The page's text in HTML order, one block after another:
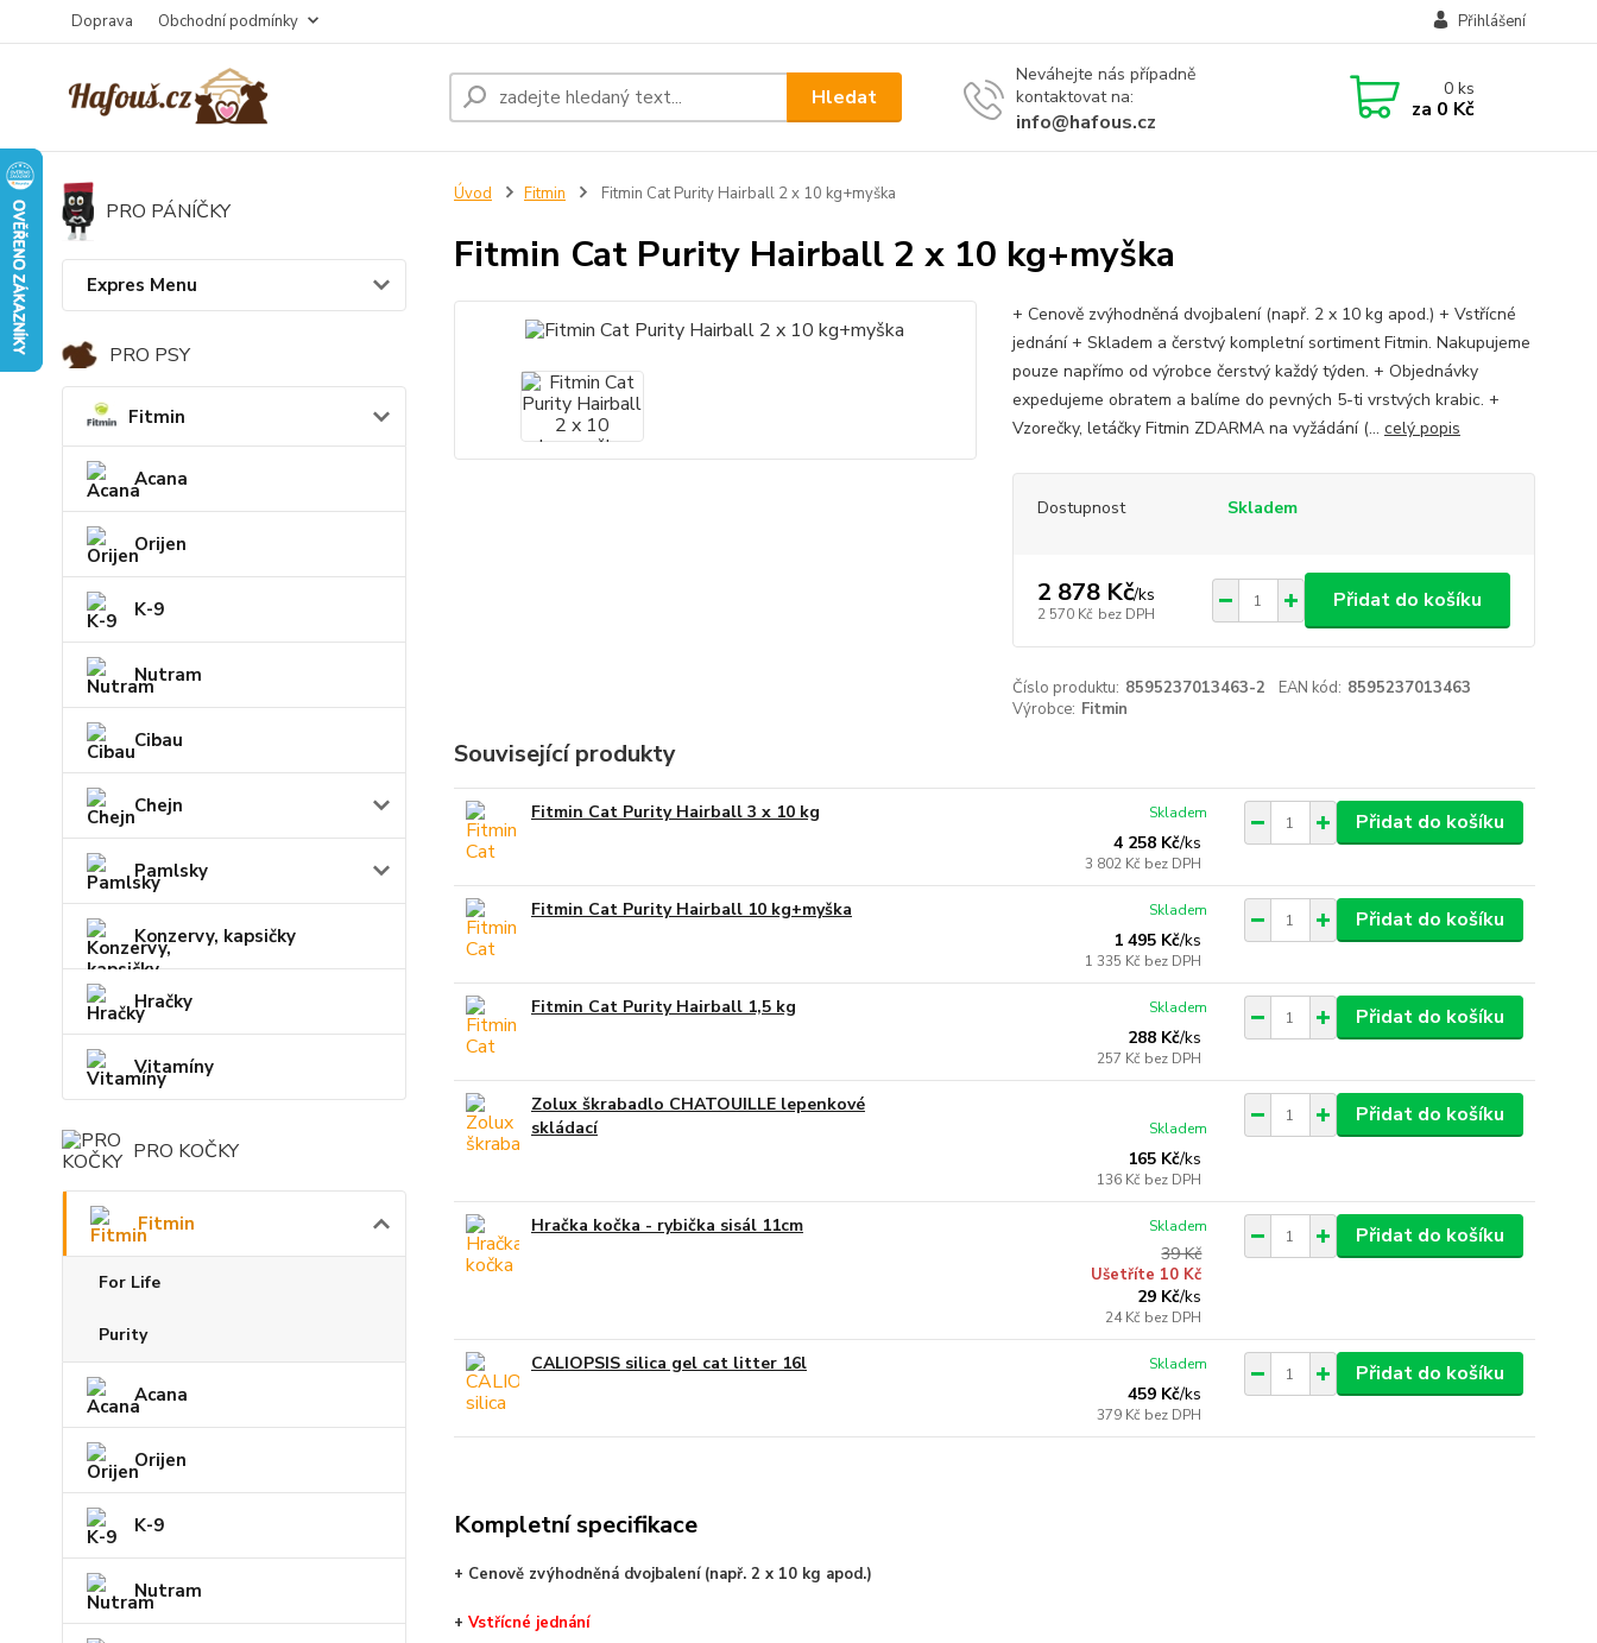
Doprava Obchodní podmínky Přihlášení
Hledat
Neváhejte nás případně
kontaktovat na:
info@hafous.cz
0ks
za 0 Kč
PRO PÁNÍČKY
Expres Menu
PRO PSY
Fitmin
Acana
Orijen
K-9
Nutram
Cibau
Chejn
Pamlsky
Konzervy, kapsičky
Hračky
Vitamíny
PRO KOČKY
Fitmin
For Life
Purity
Acana
Orijen
K-9
Nutram
Úvod Fitmin Fitmin Cat Purity Hairball 2 x 10 kg+myška
Fitmin Cat Purity Hairball 2 x 10 kg+myška
+ Cenově zvýhodněná dvojbalení (např. 2 x 10 kg apod.) + Vstřícné
jednání + Skladem a čerstvý kompletní sortiment Fitmin. Nakupujeme
pouze napřímo od výrobce čerstvý každý týden. + Objednávky
expedujeme obratem a balíme do pevných 5-ti vrstvých krabic. +
Vzorečky, letáčky Fitmin ZDARMA na vyžádání (... celý popis
Dostupnost Skladem
2 878 Kč/ks
2 570 Kč bez DPH
Přidat do košíku
Číslo produktu: 8595237013463-2 EAN kód: 8595237013463
Výrobce: Fitmin
Související produkty
Fitmin Cat Purity Hairball 3 x 10 kg
4 258 Kč/ks
3 802 Kč bez DPH
Skladem Přidat do košíku
Fitmin Cat Purity Hairball 10 kg+myška
1 495 Kč/ks
1 335 Kč bez DPH
Skladem Přidat do košíku
Fitmin Cat Purity Hairball 1,5 kg
288 Kč/ks
257 Kč bez DPH
Skladem Přidat do košíku
Zolux škrabadlo CHATOUILLE lepenkové
skládací
165 Kč/ks
136 Kč bez DPH
Skladem
Přidat do košíku
Hračka kočka - rybička sisál 11cm
39 Kč
Ušetříte 10 Kč
29 Kč/ks
24 Kč bez DPH
Skladem Přidat do košíku
CALIOPSIS silica gel cat litter 16l
459 Kč/ks
379 Kč bez DPH
Skladem Přidat do košíku
Kompletní specifikace
+ Cenově zvýhodněná dvojbalení (např. 2 x 10 kg apod.)
+ Vstřícné jednání